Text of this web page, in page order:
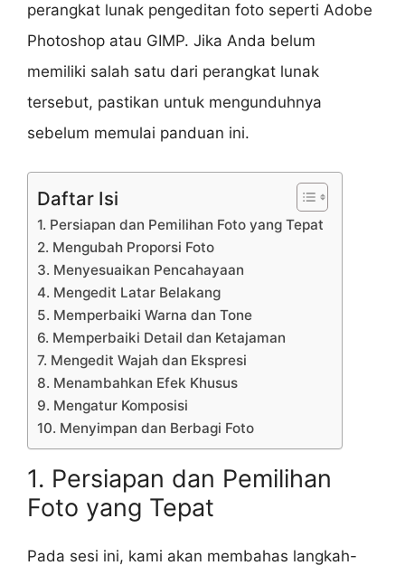
perangkat lunak pengeditan foto seperti Adobe
Photoshop atau GIMP. Jika Anda belum
memiliki salah satu dari perangkat lunak
tersebut, pastikan untuk mengunduhnya
sebelum memulai panduan ini.
Daftar Isi
1. Persiapan dan Pemilihan Foto yang Tepat
2. Mengubah Proporsi Foto
3. Menyesuaikan Pencahayaan
4. Mengedit Latar Belakang
5. Memperbaiki Warna dan Tone
6. Memperbaiki Detail dan Ketajaman
7. Mengedit Wajah dan Ekspresi
8. Menambahkan Efek Khusus
9. Mengatur Komposisi
10. Menyimpan dan Berbagi Foto
1. Persiapan dan Pemilihan
Foto yang Tepat
Pada sesi ini, kami akan membahas langkah-